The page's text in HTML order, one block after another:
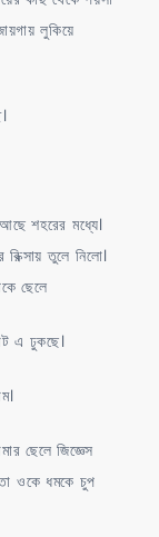
লুকিয়ে
শহরের মধ্যে।
তুলে নিলো।
ছেলে
এ ঢুকছে।
ছেলে জিজ্ঞেস
ওকে ধমকে চুপ